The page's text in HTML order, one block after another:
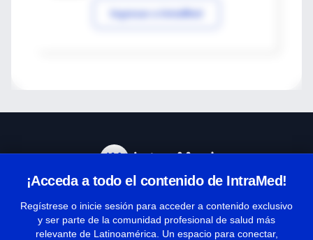
Ingresar a IntraMed
¡Acceda a todo el contenido de IntraMed!
Regístrese o inicie sesión para acceder a contenido exclusivo
y ser parte de la comunidad profesional de salud más
relevante de Latinoamérica. Un espacio para conectar,